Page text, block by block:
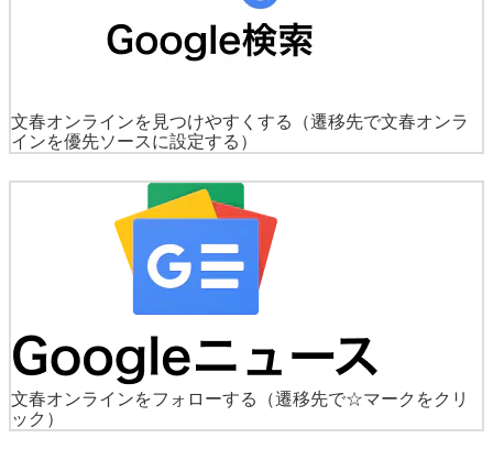
文春オンラインを見つけやすくする
（遷移先で文春オンラ
インを優先ソースに設定する）
文春オンラインをフォローする
（遷移先で☆マークをクリ
ック）